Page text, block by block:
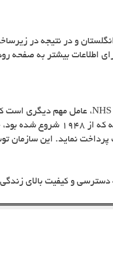
اطلاعات بیشتر به صفحه
NHS، عامل مهم دیگری است
شامل می‌شود و توسط عموم
نماید. این
و کیفیت بالای